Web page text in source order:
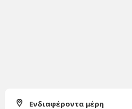
Ενδιαφέροντα μέρη